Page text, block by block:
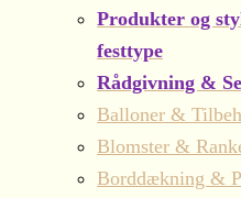
Produkter og
festtype
Rådgivning &
Balloner &
Blomster &
Borddækning &